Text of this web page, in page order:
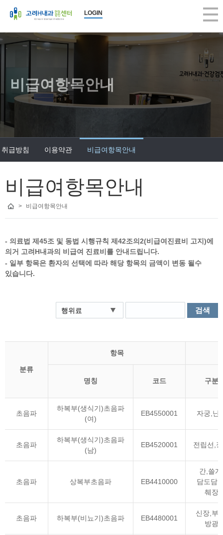
2026-08-08 17:50:26
고려H내과
고려H내과는 생활수준의 향상과 인구의 고령화로 인해 성인병 등 내
고려H내과는 국민건강보험공단 (일반검진, 암검진, 생애전환기)뿐 아
고려H내과는 지역주민의 많은 관심과 사랑으로 지금의 모습으로 성장
앞으로도 한결같은 마음으로 여러분의 건강을 책임지는 편안한 병원이
진료 항목 : 종합검진, 건강검진, 내시경, 초음파, 내과, 수액
건강검진 - 공단검진, 생애전환기검진, 5대암검진, 학생검진, 개인종합
내시경 - 위/대장 내시경, 당일 대장내시경, 당일 용종절제술, 수면 내시경
내과 진료 - 당뇨병, 고혈압, 갑상선, 소화기, 호흡기, 순환기, 골다공증,
휴무일 : 일요일, 공휴일 휴진
- 구의동, 구의역1번 출구 스타벅스 건물 3층입니다.
- 최고 사양의 의료장비로 안전하고 정밀하게 검사합니다.
- 소화기 내과 분과 전문의, 내시경 전문의가 직접 시술하고 진료합니다.
- 건물 지상에 주차공간이 마련되어 있습니다.
LOGIN
비급여항목안내
급방침 이용약관 비급여항목안내
비급여항목안내
> 비급여항목안내
- 의료법 제45조 및 동법 시행규칙 제42조의2(비급여진료비 고지)에
의거 고려H내과의 비급여 진료비를 안내드립니다.
- 일부 항목은 환자의 선택에 따라 해당 항목의 금액이 변동 될수
있습니다.
검색
분류
항목
명칭 코드 구분
초음파
하복부(생식기)초음파
(여)
EB4550001 자궁,난
초음파
하복부(생식기)초음파
(남)
EB4520001 전립선,
초음파 상복부초음파 EB4410000
간,쓸
담도담
췌장
초음파 하복부(비뇨기)초음파 EB4480001
신장,부
방광